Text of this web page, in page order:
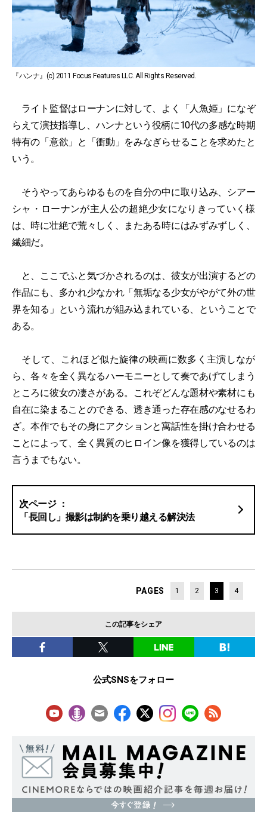
『ハンナ』(c) 2011 Focus Features LLC. All Rights Reserved.
ライト監督はローナンに対して、よく「人魚姫」になぞ
らえて演技指導し、ハンナという役柄に10代の多感な時期
特有の「意欲」と「衝動」をみなぎらせることを求めたと
いう。
そうやってあらゆるものを自分の中に取り込み、シアー
シャ・ローナンが主人公の超絶少女になりきっていく様
は、時に壮絶で荒々しく、またある時にはみずみずしく、
繊細だ。
と、ここでふと気づかされるのは、彼女が出演するどの
作品にも、多かれ少なかれ「無垢なる少女がやがて外の世
界を知る」という流れが組み込まれている、ということで
ある。
そして、これほど似た旋律の映画に数多く主演しなが
ら、各々を全く異なるハーモニーとして奏であげてしまう
ところに彼女の凄さがある。これぞどんな題材や素材にも
自在に染まることのできる、透き通った存在感のなせるわ
ざ。本作でもその身にアクションと寓話性を掛け合わせる
ことによって、全く異質のヒロイン像を獲得しているのは
言うまでもない。
「長回し」撮影は制約を乗り越える解決法
PAGES 1 2 3 4
この記事をシェア
公式SNSをフォロー